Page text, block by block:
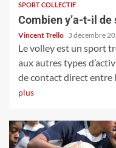
SPORT COLLECTIF
Combien y’a-t-il de
Vincent Trello 3 décembre
Le volley est un sport
aux autres types
de contact direct entre
plus